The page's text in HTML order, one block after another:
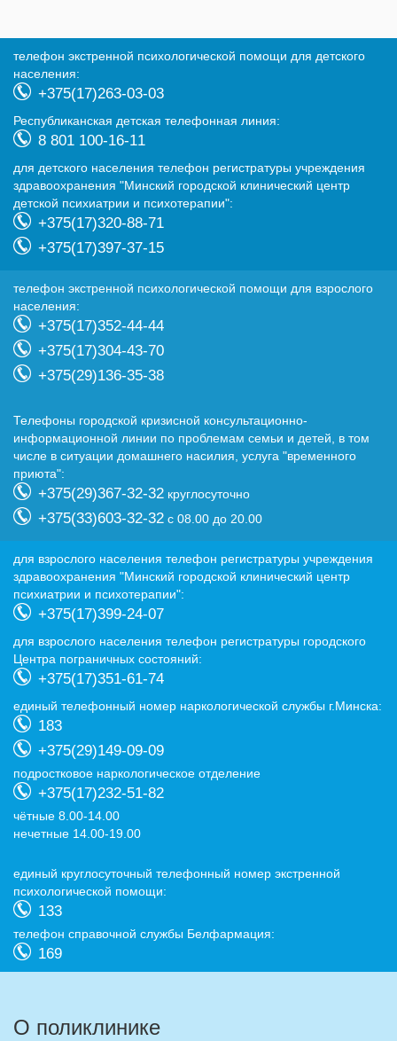
телефон экстренной психологической помощи для детского
населения:
+375(17)263-03-03
Республиканская детская телефонная линия:
8 801 100-16-11
для детского населения телефон регистратуры учреждения
здравоохранения "Минский городской клинический центр
детской психиатрии и психотерапии":
+375(17)320-88-71
+375(17)397-37-15
телефон экстренной психологической помощи для взрослого
населения:
+375(17)352-44-44
+375(17)304-43-70
+375(29)136-35-38
Телефоны городской кризисной консультационно-
информационной линии по проблемам семьи и детей, в том
числе в ситуации домашнего насилия, услуга "временного
приюта":
+375(29)367-32-32 круглосуточно
+375(33)603-32-32 с 08.00 до 20.00
для взрослого населения телефон регистратуры учреждения
здравоохранения "Минский городской клинический центр
психиатрии и психотерапии":
+375(17)399-24-07
для взрослого населения телефон регистратуры городского
Центра пограничных состояний:
+375(17)351-61-74
eдиный телефонный номер наркологической службы г.Минска:
183
+375(29)149-09-09
подростковое наркологическое отделение
+375(17)232-51-82
чётные 8.00-14.00
нечетные 14.00-19.00
eдиный круглосуточный телефонный номер экстренной
психологической помощи:
133
телефон справочной службы Белфармация:
169
О поликлинике